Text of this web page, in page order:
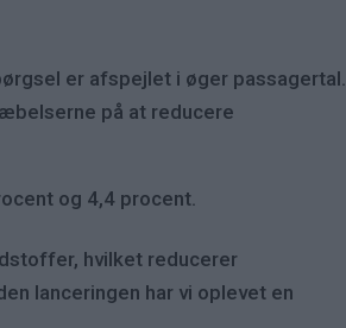
er afspejlet i øger passagertal.
på at reducere
og 4,4 procent.
hvilket reducerer
lanceringen har vi oplevet en